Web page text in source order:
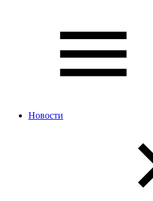
Новости